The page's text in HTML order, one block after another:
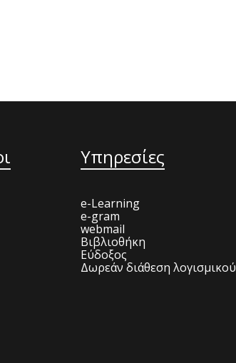
Υπηρεσίες
e-Learning
e-gram
webmail
Βιβλιοθήκη
Εύδοξος
Δωρεάν διάθεση λογισμικού